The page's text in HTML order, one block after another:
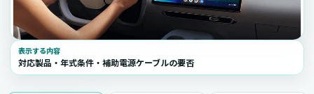
表示する内容
対応製品・年式条件・補助電源ケーブルの要否